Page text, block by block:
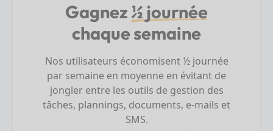
Gagnez½ journée
chaque semaine
Nos utilisateurs économisent ½ journée
par semaine en moyenne en évitant de
jongler entre les outils de gestion des
tâches, plannings, documents, e-mails et
SMS.